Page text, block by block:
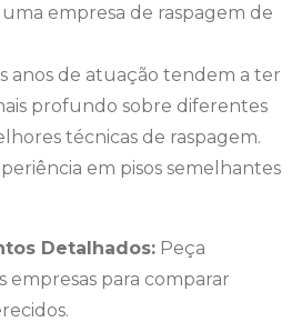
empresa de raspagem de
anos de atuação tendem a ter
profundo sobre diferentes
técnicas de raspagem.
em pisos semelhantes
Detalhados: Peça
empresas para comparar